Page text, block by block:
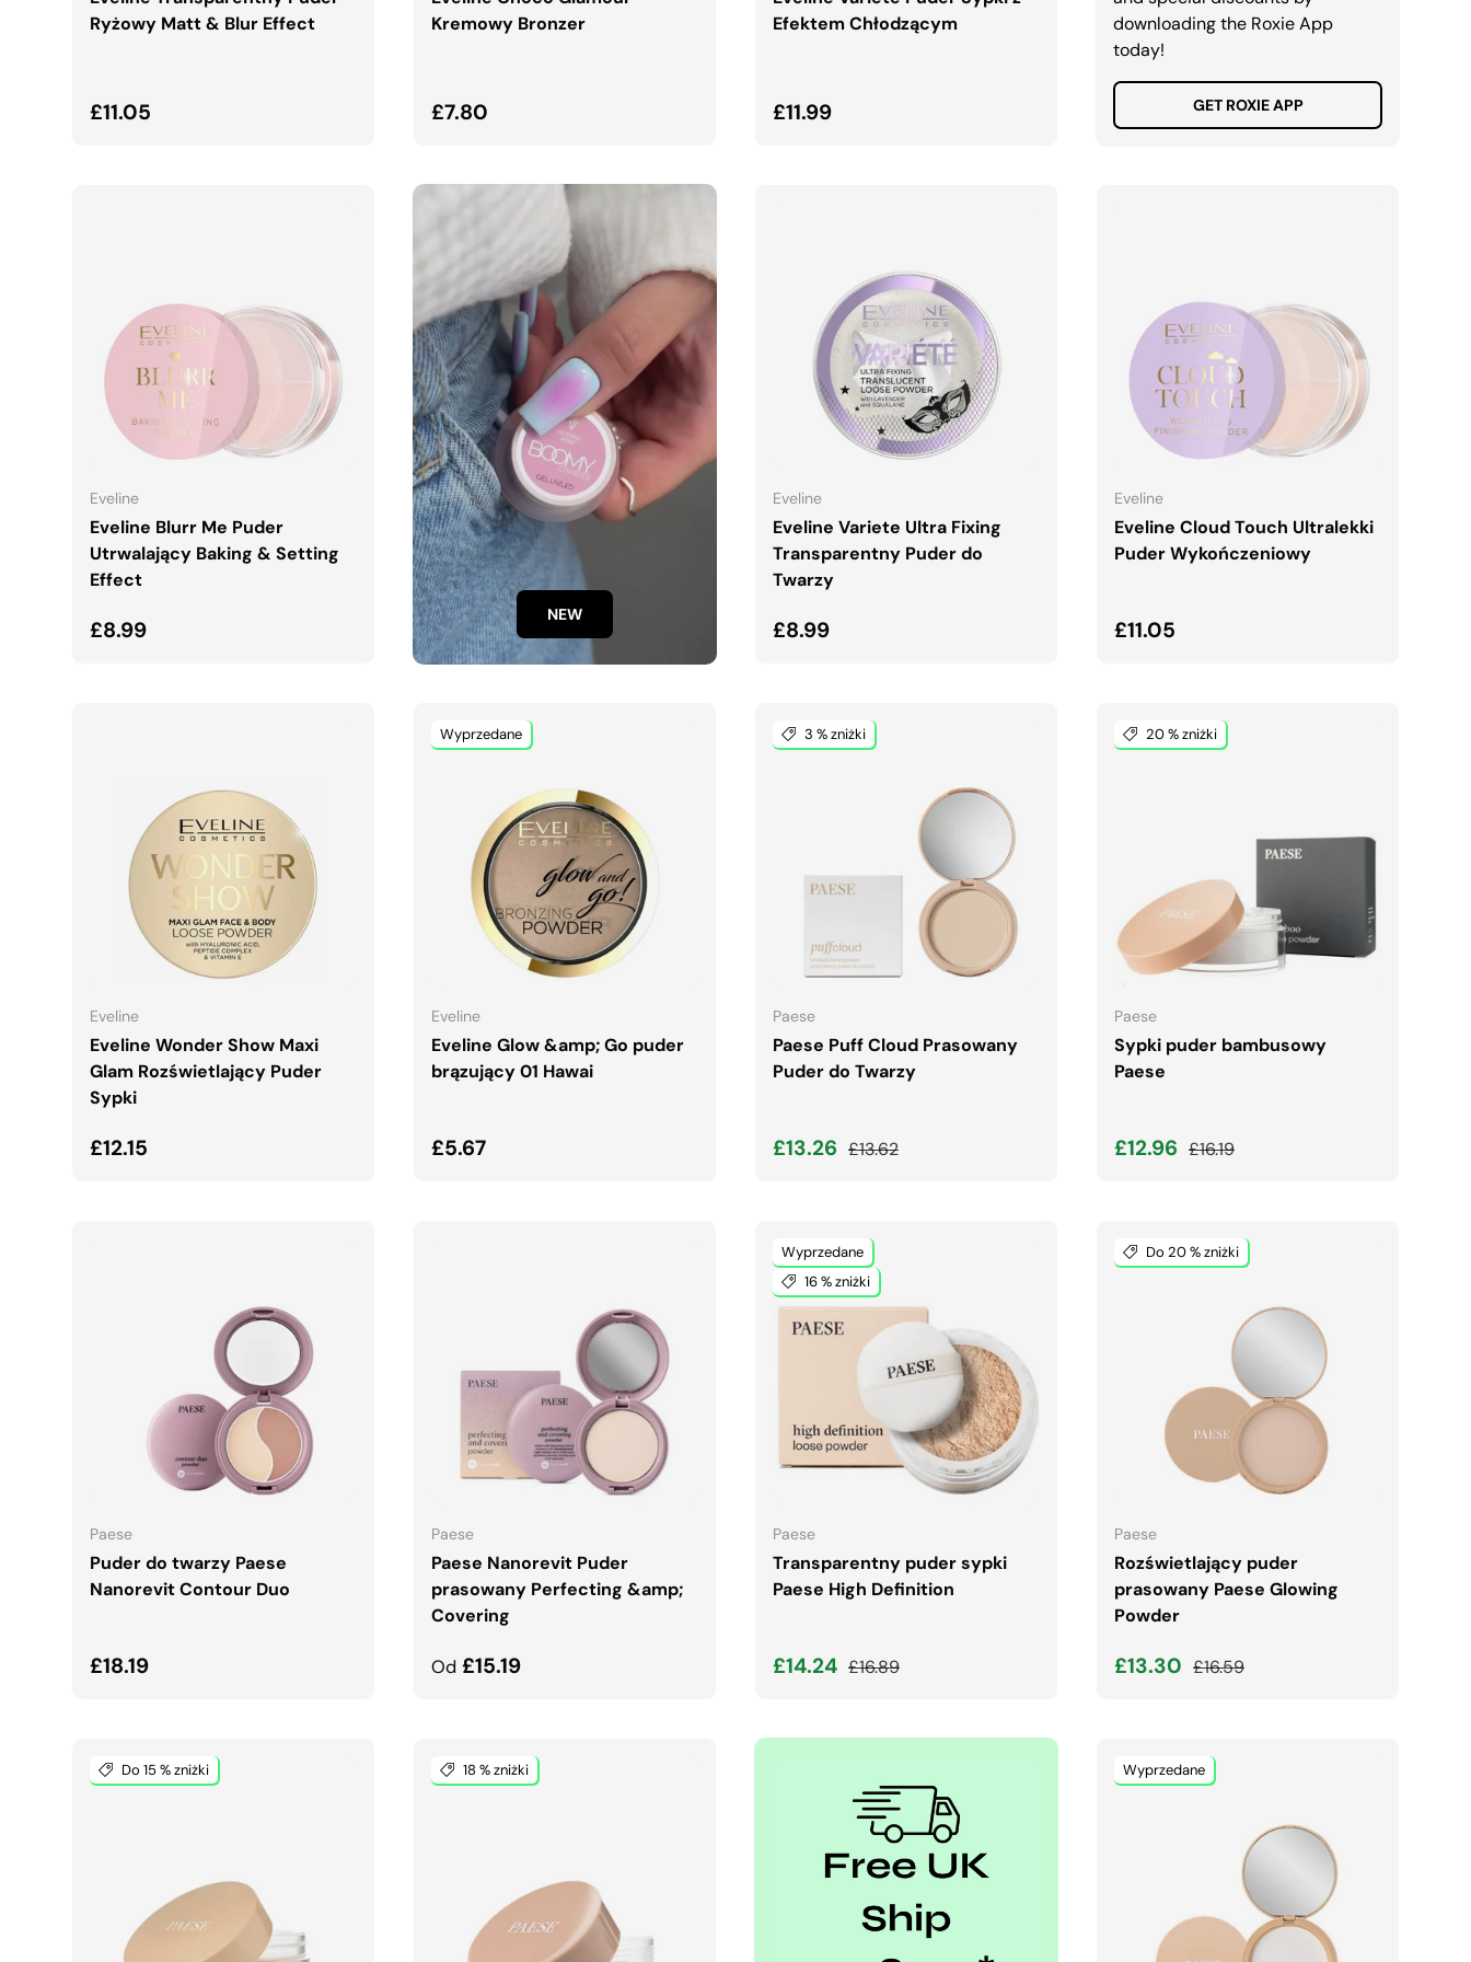
Ryżowy Matt & Blur Effect
Normalna cena
£11.05
Kremowy Bronzer
Normalna cena
£7.80
Efektem Chłodzącym
Normalna cena
£11.99
downloading the Roxie App
today!
GET ROXIE APP
Eveline
Eveline Blurr Me Puder
Utrwalający Baking & Setting
Effect
Normalna cena
£8.99
DODAJ DO KOSZYKA
NEW
Eveline
Eveline Variete Ultra Fixing
Transparentny Puder do
Twarzy
Normalna cena
£8.99
DODAJ DO KOSZYKA
Eveline
Eveline Cloud Touch Ultralekki
Puder Wykończeniowy
Normalna cena
£11.05
DODAJ DO KOSZYKA
Eveline
Eveline Wonder Show Maxi
Glam Rozświetlający Puder
Sypki
Normalna cena
£12.15
DODAJ DO KOSZYKA
Wyprzedane
Eveline
Eveline Glow &amp; Go puder
brązujący 01 Hawai
Normalna cena
£5.67
DODAJ DO KOSZYKA
3 % zniżki
Paese
Paese Puff Cloud Prasowany
Puder do Twarzy
Cena wyprzedaży
£13.26 Normalna cena
£13.62
DODAJ DO KOSZYKA
20 % zniżki
Paese
Sypki puder bambusowy
Paese
Cena wyprzedaży
£12.96 Normalna cena
£16.19
DODAJ DO KOSZYKA
Paese
Puder do twarzy Paese
Nanorevit Contour Duo
Normalna cena
£18.19
DODAJ DO KOSZYKA
Paese
Paese Nanorevit Puder
prasowany Perfecting &amp;
Covering
Normalna cena
Od £15.19
WYBIERZ OPCJE
Wyprzedane
16 % zniżki
Paese
Transparentny puder sypki
Paese High Definition
Cena wyprzedaży
£14.24 Normalna cena
£16.89
DODAJ DO KOSZYKA
Do 20 % zniżki
Paese
Rozświetlający puder
prasowany Paese Glowing
Powder
Cena wyprzedaży
£13.30 Normalna cena
£16.59
WYBIERZ OPCJE
Do 15 % zniżki 18 % zniżki Wyprzedane